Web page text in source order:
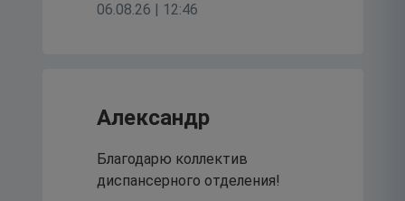
06.08.26 | 12:46
Александр
Благодарю коллектив
диспансерного отделения!